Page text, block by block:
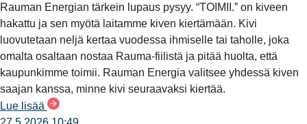
Rauman Energian tärkein lupaus pysyy. “TOIMII.” on kiveen
hakattu ja sen myötä laitamme kiven kiertämään. Kivi
luovutetaan neljä kertaa vuodessa ihmiselle tai taholle, joka
omalta osaltaan nostaa Rauma-fiilistä ja pitää huolta, että
kaupunkimme toimii. Rauman Energia valitsee yhdessä kiven
saajan kanssa, minne kivi seuraavaksi kiertää.
Lue lisää